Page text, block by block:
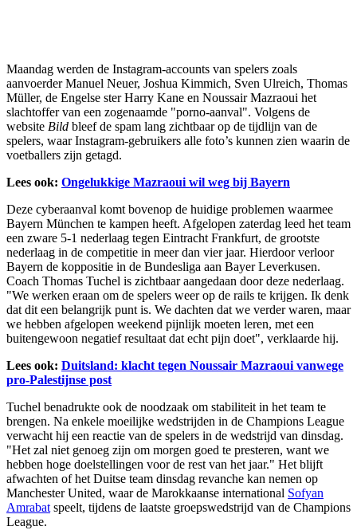
Maandag werden de Instagram-accounts van spelers zoals
aanvoerder Manuel Neuer, Joshua Kimmich, Sven Ulreich, Thomas
Müller, de Engelse ster Harry Kane en Noussair Mazraoui het
slachtoffer van een zogenaamde "porno-aanval". Volgens de
website Bild bleef de spam lang zichtbaar op de tijdlijn van de
spelers, waar Instagram-gebruikers alle foto’s kunnen zien waarin de
voetballers zijn getagd.
Lees ook: Ongelukkige Mazraoui wil weg bij Bayern
Deze cyberaanval komt bovenop de huidige problemen waarmee
Bayern München te kampen heeft. Afgelopen zaterdag leed het team
een zware 5-1 nederlaag tegen Eintracht Frankfurt, de grootste
nederlaag in de competitie in meer dan vier jaar. Hierdoor verloor
Bayern de koppositie in de Bundesliga aan Bayer Leverkusen.
Coach Thomas Tuchel is zichtbaar aangedaan door deze nederlaag.
"We werken eraan om de spelers weer op de rails te krijgen. Ik denk
dat dit een belangrijk punt is. We dachten dat we verder waren, maar
we hebben afgelopen weekend pijnlijk moeten leren, met een
buitengewoon negatief resultaat dat echt pijn doet", verklaarde hij.
Lees ook: Duitsland: klacht tegen Noussair Mazraoui vanwege
pro-Palestijnse post
Tuchel benadrukte ook de noodzaak om stabiliteit in het team te
brengen. Na enkele moeilijke wedstrijden in de Champions League
verwacht hij een reactie van de spelers in de wedstrijd van dinsdag.
"Het zal niet genoeg zijn om morgen goed te presteren, want we
hebben hoge doelstellingen voor de rest van het jaar." Het blijft
afwachten of het Duitse team dinsdag revanche kan nemen op
Manchester United, waar de Marokkaanse international Sofyan
Amrabat speelt, tijdens de laatste groepswedstrijd van de Champions
League.